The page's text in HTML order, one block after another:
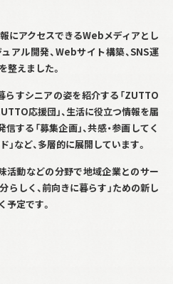
にアクセスできるWebメディアとし
アル開発、 Webサイト構築、SNS運
整えました。
らすシニアの姿を紹介する「ZUTTO
応援団」、生活に役立つ情報を届
する「募集企画」、共感・参画してく
」など、多層的に展開しています。
活動などの分野で地域企業とのサー
らしく、前向きに暮らす」ための新し
定です。